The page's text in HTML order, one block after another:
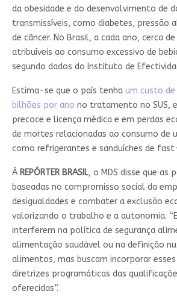
da obesidade e do desenvolvimento de
transmissíveis, como diabetes, pressão
de câncer. No Brasil, a cada ano, cerca de
atribuíveis ao consumo excessivo de
segundo dados do Instituto de
Estima-se que o país tenha um custo de
bilhões por ano no tratamento no SUS,
precoce e licença médica e em perdas
de mortes relacionadas ao consumo de
como refrigerantes e sanduíches de
ÀREPÓRTER BRASIL, o MDS disse que as
baseadas no compromisso social da
desigualdades e combater a exclusão
valorizando o trabalho e a autonomia.
interferem na política de segurança
alimentação saudável ou na definição
alimentos, mas buscam incorporar
diretrizes programáticas das
oferecidas”.